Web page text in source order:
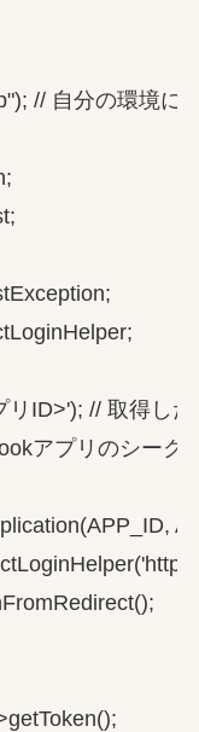
// 自分の環境に
ID>'); // 取得し
アプリのシー